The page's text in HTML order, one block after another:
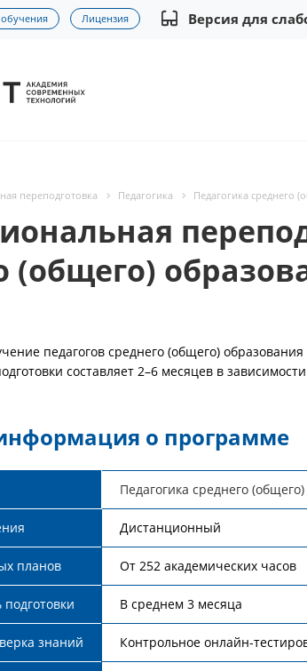
Лицензия Версия для
переподготовка Педагогика Педагогика среднего
(общего)
педагогов среднего (общего)
составляет 2–6 месяцев в
о программе
Педагогика среднего
Дистанционный
планов От 252 академических часов
В среднем 3 месяца
знаний Контрольное онлайн-